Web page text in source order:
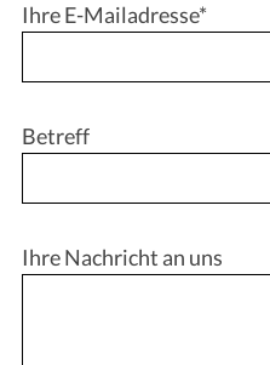
Ihre E-Mailadresse*
Betreff
Ihre Nachricht an uns